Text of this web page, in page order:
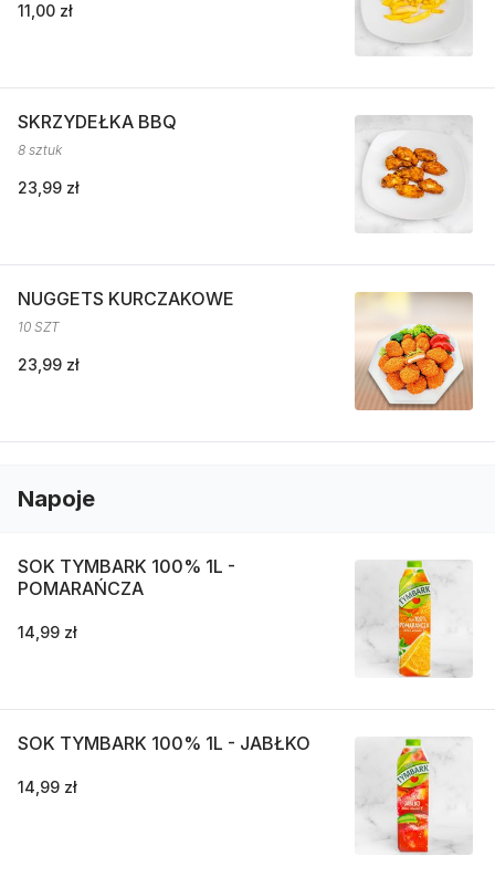
11,00 zł
SKRZYDEŁKA BBQ
8 sztuk
23,99 zł
NUGGETS KURCZAKOWE
10 SZT
23,99 zł
Napoje
SOK TYMBARK 100% 1L -
POMARAŃCZA
14,99 zł
SOK TYMBARK 100% 1L - JABŁKO
14,99 zł